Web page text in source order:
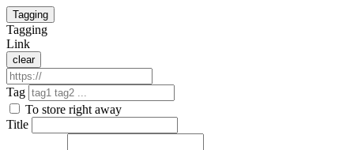
Tagging
Tagging
Link
clear
Tag
To store right away
Title